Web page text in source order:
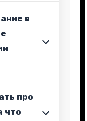
в
про
что